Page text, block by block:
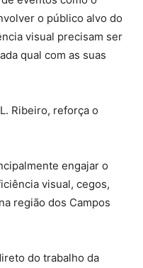
o público alvo do
visual precisam ser
qual com as suas
Ribeiro, reforça o
engajar o
visual, cegos,
região dos Campos
do trabalho da